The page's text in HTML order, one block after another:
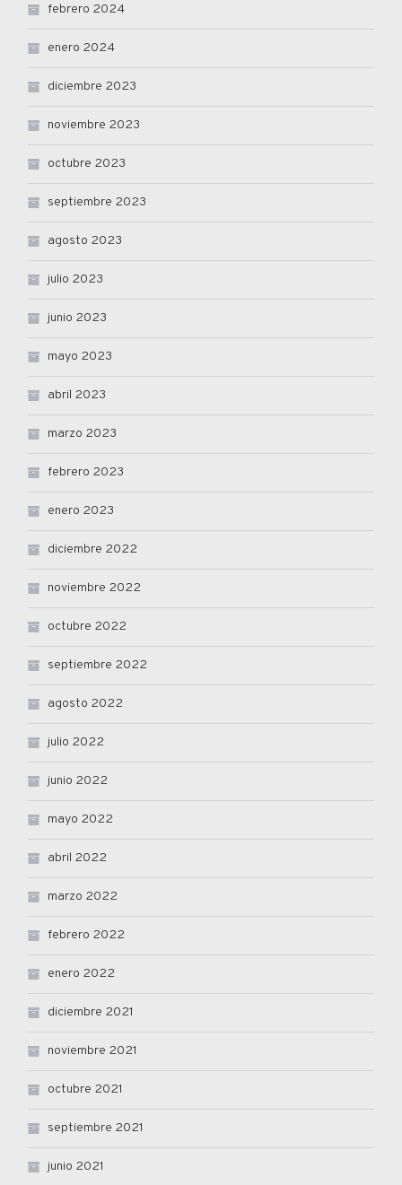
febrero 2024
enero 2024
diciembre 2023
noviembre 2023
octubre 2023
septiembre 2023
agosto 2023
julio 2023
junio 2023
mayo 2023
abril 2023
marzo 2023
febrero 2023
enero 2023
diciembre 2022
noviembre 2022
octubre 2022
septiembre 2022
agosto 2022
julio 2022
junio 2022
mayo 2022
abril 2022
marzo 2022
febrero 2022
enero 2022
diciembre 2021
noviembre 2021
octubre 2021
septiembre 2021
junio 2021